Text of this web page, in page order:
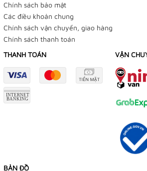
Chính sách bảo mật
Các điều khoản chung
Chính sách vận chuyển, giao hàng
Chính sách thanh toán
THANH TOÁN
VẬN
BẢN ĐỒ